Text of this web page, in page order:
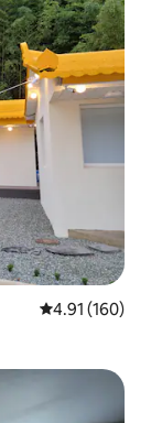
평점 4.91점(5
4.91 (160)